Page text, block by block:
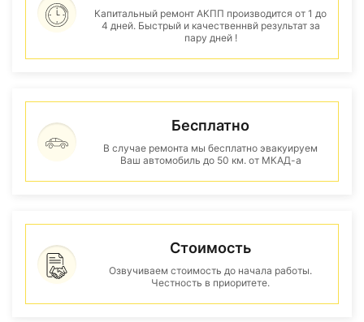
Капитальный ремонт АКПП производится от 1 до
4 дней. Быстрый и качественнвй результат за
пару дней !
Бесплатно
В случае ремонта мы бесплатно эвакуируем
Ваш автомобиль до 50 км. от МКАД-а
Стоимость
Озвучиваем стоимость до начала работы.
Честность в приоритете.